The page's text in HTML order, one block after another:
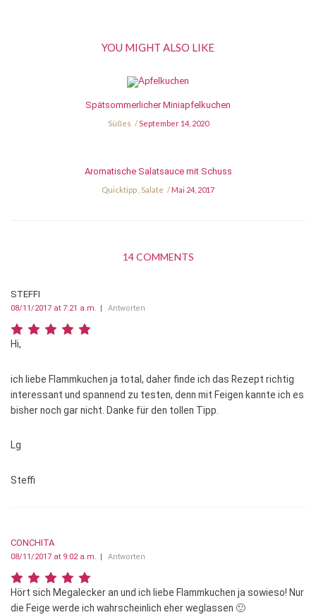
YOU MIGHT ALSO LIKE
Spätsommerlicher Miniapfelkuchen
Süßes September 14, 2020
Aromatische Salatsauce mit Schuss
Quicktipp Salate Mai 24, 2017
14 COMMENTS
STEFFI
08/11/2017 at 7:21 a.m. Antworten
Hi,
ich liebe Flammkuchen ja total, daher finde ich das Rezept richtig
interessant und spannend zu testen, denn mit Feigen kannte ich es
bisher noch gar nicht. Danke für den tollen Tipp.
Lg
Steffi
CONCHITA
08/11/2017 at 9:02 a.m. Antworten
Hört sich Megalecker an und ich liebe Flammkuchen ja sowieso! Nur
die Feige werde ich wahrscheinlich eher weglassen 🙂